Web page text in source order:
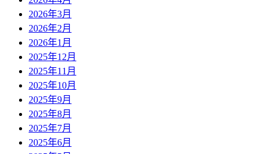
2026年3月
2026年2月
2026年1月
2025年12月
2025年11月
2025年10月
2025年9月
2025年8月
2025年7月
2025年6月